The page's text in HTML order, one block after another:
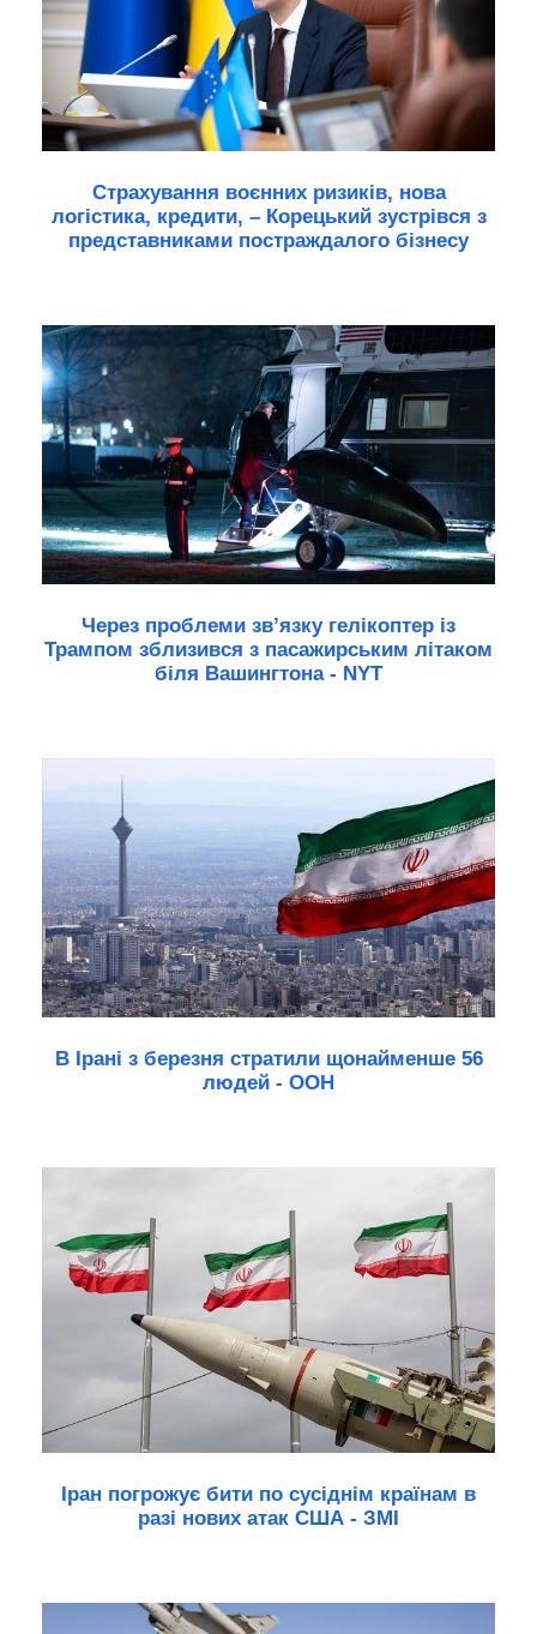
Страхування воєнних ризиків, нова
логістика, кредити, – Корецький зустрівся з
представниками постраждалого бізнесу
Через проблеми зв’язку гелікоптер із
Трампом зблизився з пасажирським літаком
біля Вашингтона - NYT
В Ірані з березня стратили щонайменше 56
людей - ООН
Іран погрожує бити по сусіднім країнам в
разі нових атак США - ЗМІ